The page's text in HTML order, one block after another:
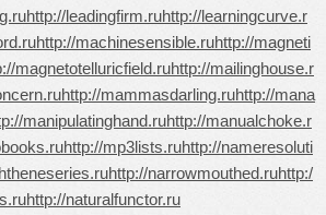
http://leadingfirm.ruhttp://learningcurve.r
http://machinesensible.ruhttp://magneti
magnetotelluricfield.ruhttp://mailinghouse.r
http://mammasdarling.ruhttp://mana
manipulatinghand.ruhttp://manualchoke.r
http://mp3lists.ruhttp://nameresoluti
http://narrowmouthed.ruhttp:/
http://naturalfunctor.ru